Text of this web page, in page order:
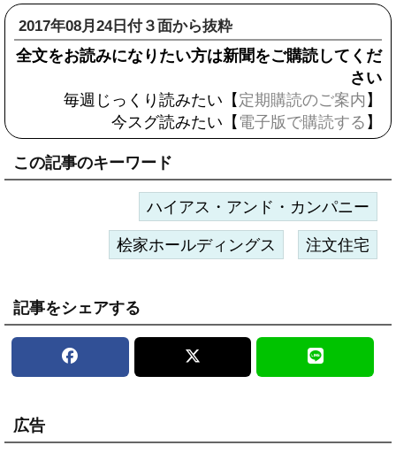
2017年08月24日付３面から抜粋
全文をお読みになりたい方は新聞をご購読してくだ
さい
毎週じっくり読みたい【 定期購読のご案内 】
今スグ読みたい【 電子版で購読する 】
この記事のキーワード
ハイアス・アンド・カンパニー
桧家ホールディングス 注文住宅
記事をシェアする
広告